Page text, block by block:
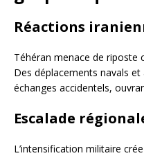
Réactions
Téhéran menace de riposte
Des déplacements navals
échanges accidentels,
Escalade
L’intensification militaire